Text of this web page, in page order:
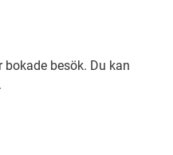
besök. Du kan